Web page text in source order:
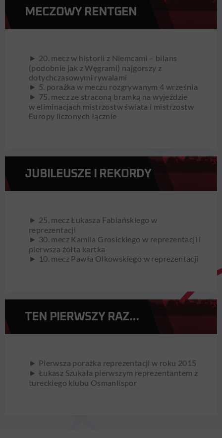
MECZOWY RENTGEN
► 20. mecz w historii z Niemcami – bilans
(podobnie jak z Węgrami) najgorszy z
dotychczasowymi rywalami
► 5. porażka w meczu rozgrywanym 4 września
► 75. mecz ze straconą bramką na wyjeździe
w eliminacjach mistrzostw świata i mistrzostw
Europy liczonych łącznie
JUBILEUSZE I REKORDY
► 25. mecz Łukasza Fabiańskiego w
reprezentacji
► 30. mecz Kamila Grosickiego w reprezentacji i
pierwsza żółta kartka
► 10. mecz Pawła Olkowskiego w reprezentacji
TEN PIERWSZY RAZ…
► Pierwsza porażka reprezentacji w roku 2015
► Łukasz Szukała pierwszym reprezentantem z
tureckiego klubu Osmanlispor